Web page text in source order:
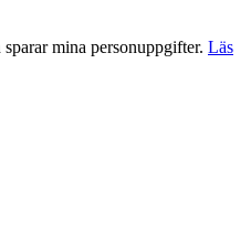
mina personuppgifter. Läs